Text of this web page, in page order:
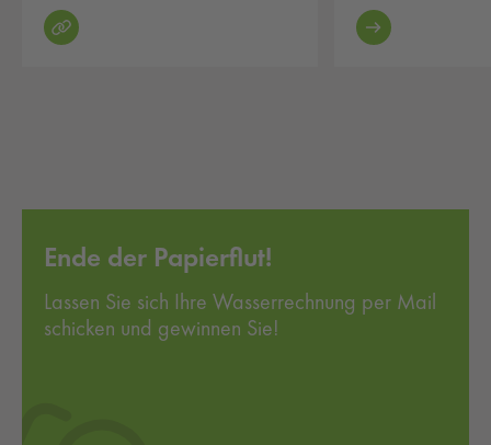
Ende der Papierflut!
Lassen Sie sich Ihre Wasserrechnung per Mail
schicken und gewinnen Sie!